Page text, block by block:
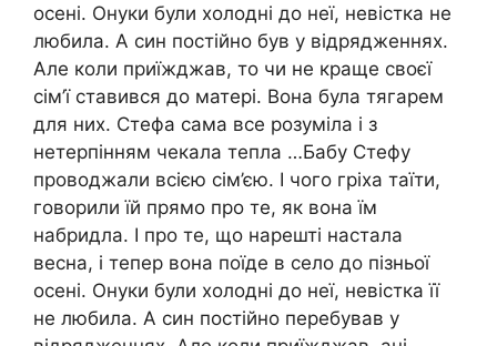
осені. Онуки були холодні до неї, невістка не
любила. А син постійно був у відрядженнях.
Але коли приїжджав, то чи не краще своєї
сім’ї ставився до матері. Вона була тягарем
для них. Стефа сама все розуміла і з
нетерпінням чекала тепла …Бабу Стефу
проводжали всією сім’єю. І чого гріха таїти,
говорили їй прямо про те, як вона їм
набридла. І про те, що нарешті настала
весна, і тепер вона поїде в село до пізньої
осені. Онуки були холодні до неї, невістка її
не любила. А син постійно перебував у